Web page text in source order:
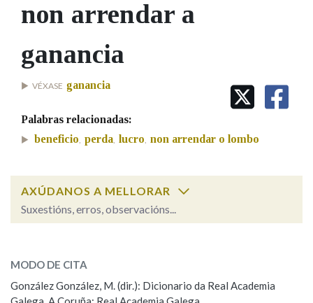
IDENTIDADE CORPORATIVA
MARCIAL DEL ADALID
FIGURAS HOMENAXEADAS
PRIMAVERA DAS LETRAS
PORTAL DAS PALABRAS
Facebook
TwitterYoutubeInstagram
Bluesky
BUSCAR NOS LEMAS
BUSCAR NO CONTIDO
Nos exemplos
non arrendar a
ganancia
VÉXASE ganancia
Palabras relacionadas:
beneficio, perda, lucro, non arrendar o lombo
AXÚDANOS A MELLORAR
Suxestións, erros, observacións...
ganancia
ESCOLLE UNHA OPCIÓN:
MODO DE CITA
González González, M. (dir.): Dicionario da Real Academia